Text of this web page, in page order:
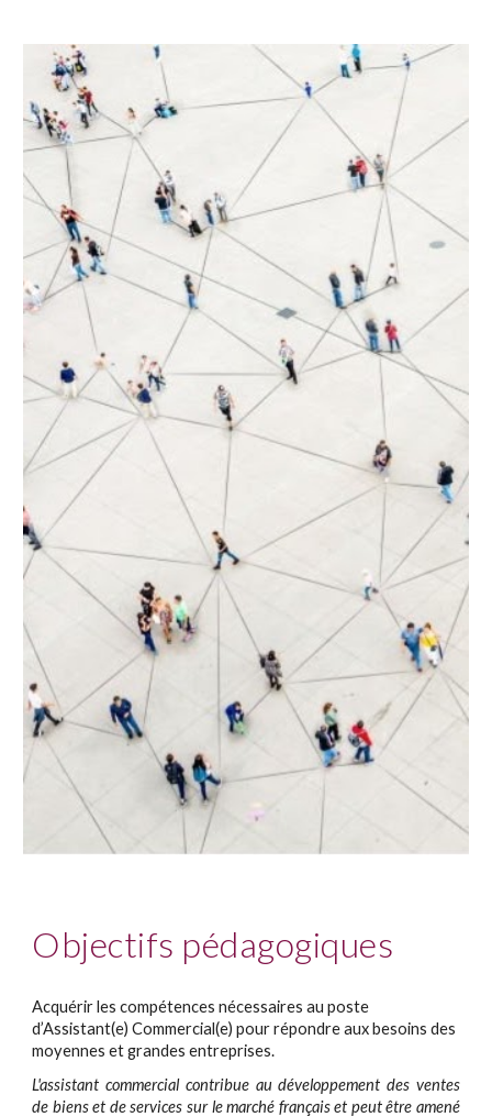
Objectifs pédagogiques
Acquérir les compétences nécessaires au poste
d’Assistant(e) Commercial(e) pour répondre aux besoins des
moyennes et grandes entreprises.
L'assistant commercial contribue au développement des ventes
de biens et de services sur le marché français et peut être amené